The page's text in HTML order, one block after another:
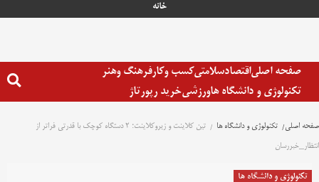
خانه
صفحه اصلیاقتصادسلامتیکسب وکارفرهنگ وهنر
تکنولوژی و دانشگاه هاورزشیخرید رپورتاژ
صفحه اصلی تکنولوژی و دانشگاه ها
تین کلاینت و زیروکلاینت؛ 2 دستگاه کوچک با قدرتی فراتر از
انتظار_خبررسان
تکنولوژی و دانشگاه ها